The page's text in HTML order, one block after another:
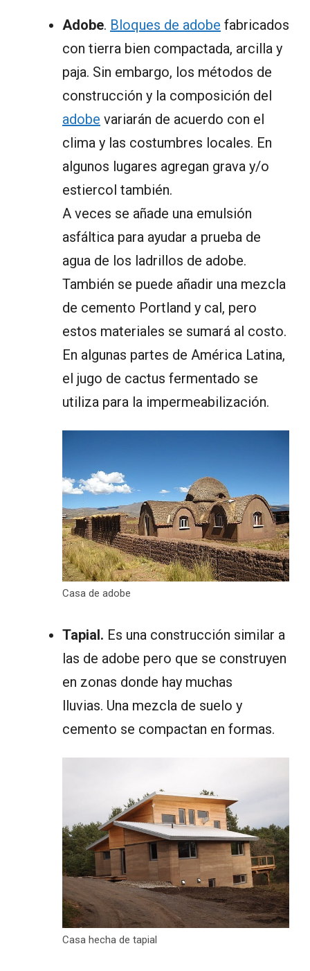
Adobe. Bloques de adobe fabricados
con tierra bien compactada, arcilla y
paja. Sin embargo, los métodos de
construcción y la composición del
adobe variarán de acuerdo con el
clima y las costumbres locales. En
algunos lugares agregan grava y/o
estiercol también.
A veces se añade una emulsión
asfáltica para ayudar a prueba de
agua de los ladrillos de adobe.
También se puede añadir una mezcla
de cemento Portland y cal, pero
estos materiales se sumará al costo.
En algunas partes de América Latina,
el jugo de cactus fermentado se
utiliza para la impermeabilización.
Casa de adobe
Tapial. Es una construcción similar a
las de adobe pero que se construyen
en zonas donde hay muchas
lluvias. Una mezcla de suelo y
cemento se compactan en formas.
Casa hecha de tapial